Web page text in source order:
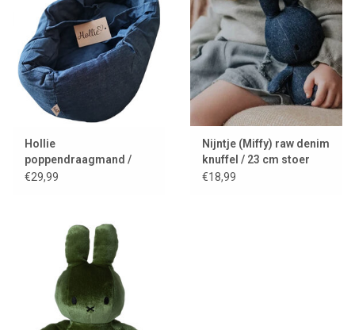
Hollie
poppendraagmand /
reiswieg in stoer denim
€29,99
Nijntje (Miffy) raw denim
knuffel / 23 cm stoer
jeans design
€18,99